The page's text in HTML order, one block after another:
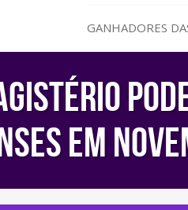
GANHADORES
EM